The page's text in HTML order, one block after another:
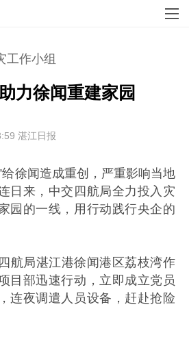
工作小组
力徐闻重建家园
湛江日报
给徐闻造成重创，严重影响当地
日来，中交四航局全力投入灾
园的一线，用行动践行央企的
航局湛江港徐闻港区荔枝湾作
目部迅速行动，立即成立党员
连夜调遣人员设备，赶赴抢险